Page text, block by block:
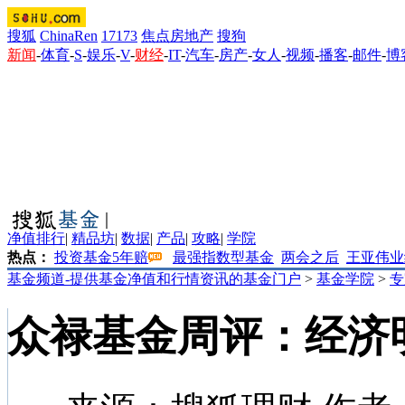
搜狐 ChinaRen 17173 焦点房地产 搜狗
新闻-体育-S-娱乐-V-财经-IT-汽车-房产-女人 -视频-播客-邮件-博
净值排行| 精品坊| 数据| 产品| 攻略| 学院
热点： 投资基金5年赔 最强指数型基金 两会之后 王亚伟
基金频道-提供基金净值和行情资讯的基金门户 > 基金学院 >
众禄基金周评：经